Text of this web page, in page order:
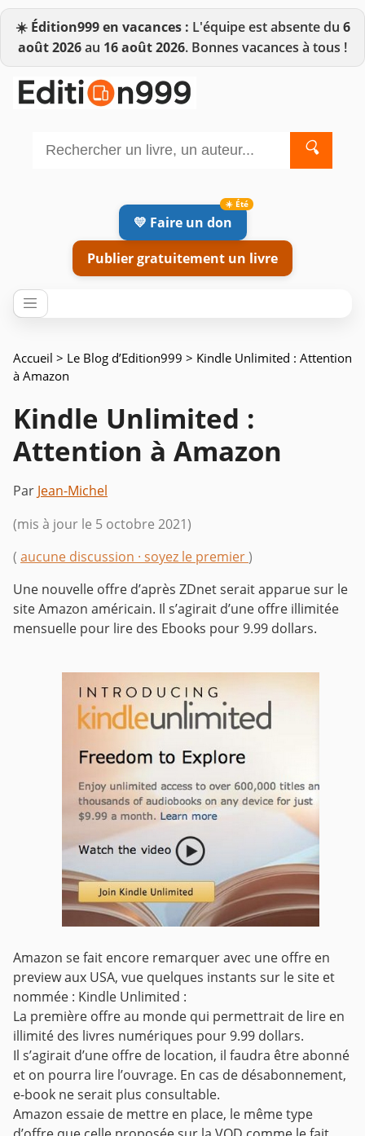
☀️ Édition999 en vacances : L'équipe est absente du 6
août 2026au 16 août 2026. Bonnes vacances à tous !
🔍
💛 Faire un don
Publier gratuitement un livre
Accueil > Le Blog d’Edition999 > Kindle Unlimited : Attention
à Amazon
Kindle Unlimited :
Attention à Amazon
Par Jean-Michel
(mis à jour le 5 octobre 2021)
( aucune discussion · soyez le premier)
Une nouvelle offre d’après ZDnet serait apparue sur le
site Amazon américain. Il s’agirait d’une offre illimitée
mensuelle pour lire des Ebooks pour 9.99 dollars.
Amazon se fait encore remarquer avec une offre en
preview aux USA, vue quelques instants sur le site et
nommée : Kindle Unlimited :
La première offre au monde qui permettrait de lire en
illimité des livres numériques pour 9.99 dollars.
Il s’agirait d’une offre de location, il faudra être abonné
et on pourra lire l’ouvrage. En cas de désabonnement,
e-book ne serait plus consultable.
Amazon essaie de mettre en place, le même type